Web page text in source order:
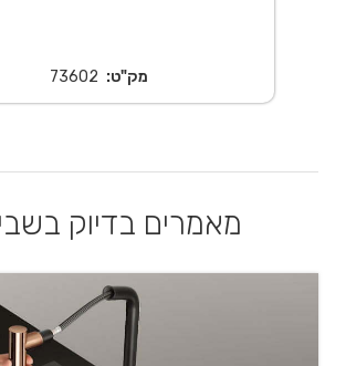
מק"ט: 73602
מאמרים בדיוק